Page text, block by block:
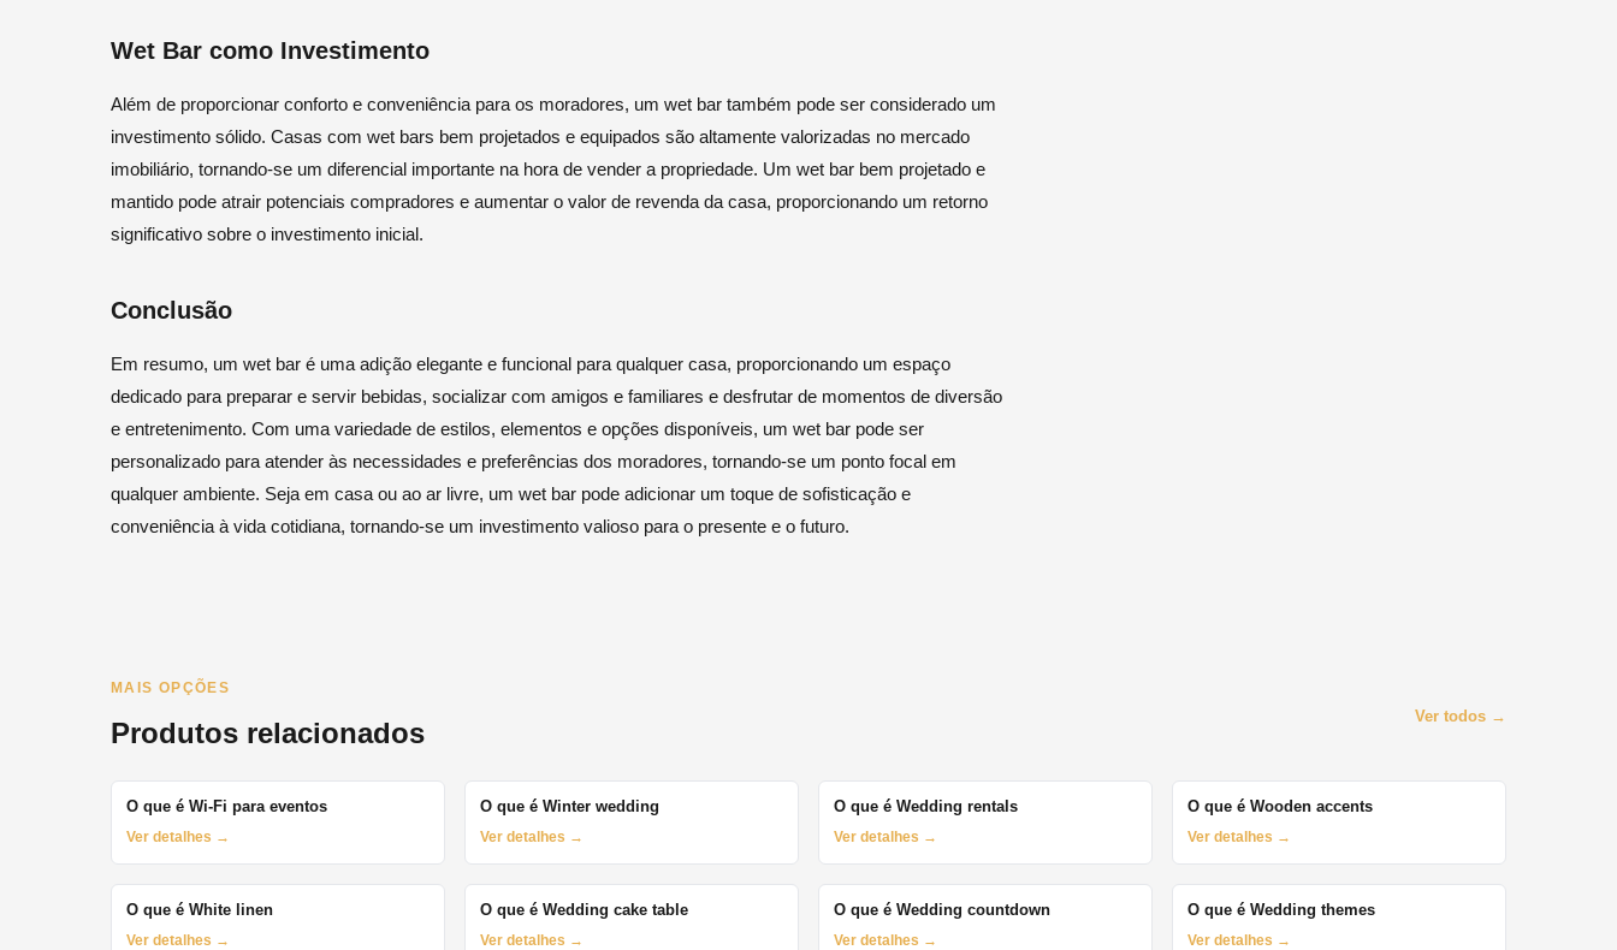
Wet Bar como Investimento
Além de proporcionar conforto e conveniência para os moradores, um wet bar também pode ser considerado um
investimento sólido. Casas com wet bars bem projetados e equipados são altamente valorizadas no mercado
imobiliário, tornando-se um diferencial importante na hora de vender a propriedade. Um wet bar bem projetado e
mantido pode atrair potenciais compradores e aumentar o valor de revenda da casa, proporcionando um retorno
significativo sobre o investimento inicial.
Conclusão
Em resumo, um wet bar é uma adição elegante e funcional para qualquer casa, proporcionando um espaço
dedicado para preparar e servir bebidas, socializar com amigos e familiares e desfrutar de momentos de diversão
e entretenimento. Com uma variedade de estilos, elementos e opções disponíveis, um wet bar pode ser
personalizado para atender às necessidades e preferências dos moradores, tornando-se um ponto focal em
qualquer ambiente. Seja em casa ou ao ar livre, um wet bar pode adicionar um toque de sofisticação e
conveniência à vida cotidiana, tornando-se um investimento valioso para o presente e o futuro.
MAIS OPÇÕES
Produtos relacionados Ver todos →
O que é Wi-Fi para eventos
Ver detalhes →
O que é Winter wedding
Ver detalhes →
O que é Wedding rentals
Ver detalhes →
O que é Wooden accents
Ver detalhes →
O que é White linen
Ver detalhes →
O que é Wedding cake table
Ver detalhes →
O que é Wedding countdown
Ver detalhes →
O que é Wedding themes
Ver detalhes →